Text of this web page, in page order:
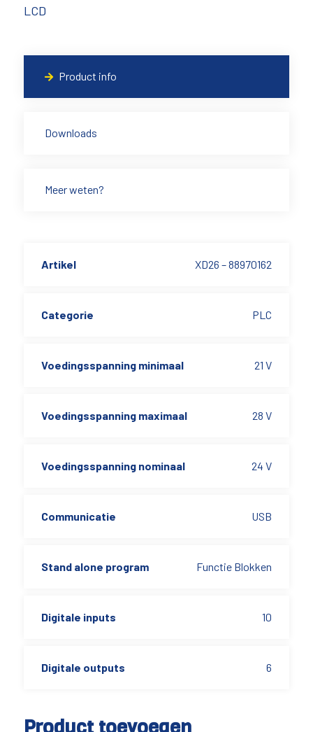
LCD
Product info
Downloads
Meer weten?
Artikel XD26 – 88970162
Categorie PLC
Voedingsspanning minimaal 21 V
Voedingsspanning maximaal 28 V
Voedingsspanning nominaal 24 V
Communicatie USB
Stand alone program Functie Blokken
Digitale inputs 10
Digitale outputs 6